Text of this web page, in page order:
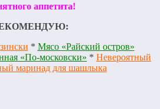
аппетита!
* Мясо «Райский остров»
«По-московски» * Невероятный
маринад для шашлыка